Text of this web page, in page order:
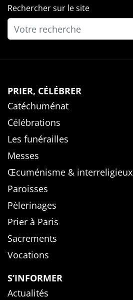
Rechercher sur le site
PRIER, CÉLÉBRER
Catéchuménat
Célébrations
Les funérailles
Messes
Œcuménisme & interreligieux
Paroisses
Pèlerinages
Prier à Paris
Sacrements
Vocations
S’INFORMER
Actualités